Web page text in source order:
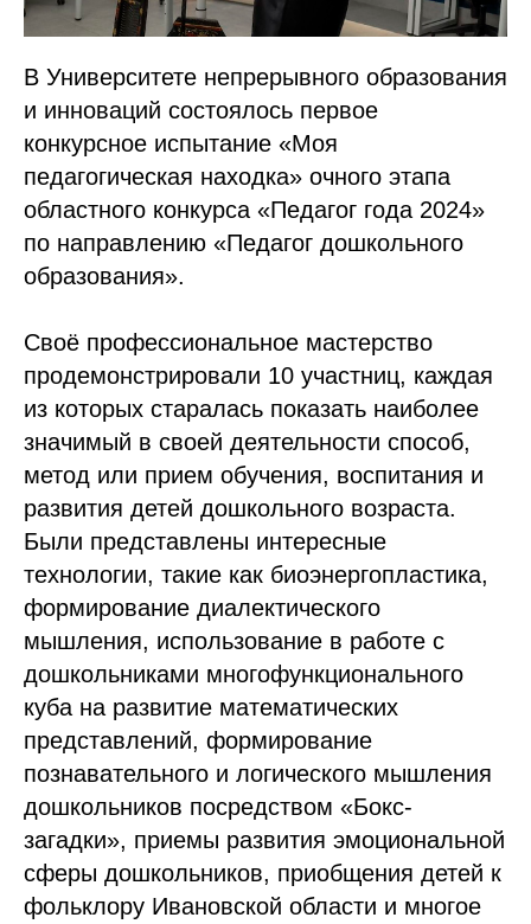
В Университете непрерывного образования
и инноваций состоялось первое
конкурсное испытание «Моя
педагогическая находка» очного этапа
областного конкурса «Педагог года 2024»
по направлению «Педагог дошкольного
образования».
Своё профессиональное мастерство
продемонстрировали 10 участниц, каждая
из которых старалась показать наиболее
значимый в своей деятельности способ,
метод или прием обучения, воспитания и
развития детей дошкольного возраста.
Были представлены интересные
технологии, такие как биоэнергопластика,
формирование диалектического
мышления, использование в работе с
дошкольниками многофункционального
куба на развитие математических
представлений, формирование
познавательного и логического мышления
дошкольников посредством «Бокс-
загадки», приемы развития эмоциональной
сферы дошкольников, приобщения детей к
фольклору Ивановской области и многое